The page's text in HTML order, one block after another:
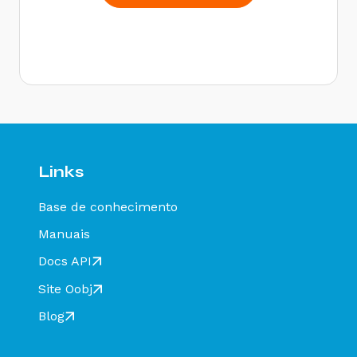
diferente de CT-e EMITIDO EM AMBIENTE DE
HOMOLOGACAO - SEM VALOR FISCAL - Como
Rejeição 649: CT-e emitido em ambiente de
diferente de CT-E EMITIDO EM AMBIENTE DE
resolver?
Rejeição 211: IE do substituto inválida - Como
Links
Base de conhecimento
Manuais
Docs API
Site Oobj
Blog